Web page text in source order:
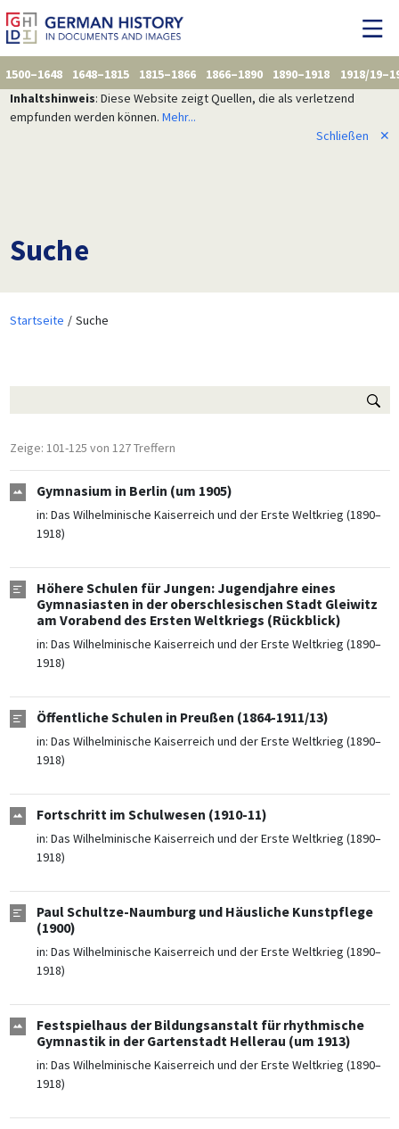
1500–1648 1648–1815 1815–1866 1866–1890 1890–1918
1918/
Inhaltshinweis: Diese Website zeigt Quellen, die als verletzend
empfunden werden können. Mehr...
Schließen
✕
Suche
Startseite Suche
Zeige: 101-125 von 127 Treffern
Gymnasium in Berlin (um 1905)
in: Das Wilhelminische Kaiserreich und der Erste Weltkrieg (1890–
1918)
Höhere Schulen für Jungen: Jugendjahre eines
Gymnasiasten in der oberschlesischen Stadt Gleiwitz
am Vorabend des Ersten Weltkriegs (Rückblick)
in: Das Wilhelminische Kaiserreich und der Erste Weltkrieg (1890–
1918)
Öffentliche Schulen in Preußen (1864-1911/13)
in: Das Wilhelminische Kaiserreich und der Erste Weltkrieg (1890–
1918)
Fortschritt im Schulwesen (1910-11)
in: Das Wilhelminische Kaiserreich und der Erste Weltkrieg (1890–
1918)
Paul Schultze-Naumburg und Häusliche Kunstpflege
(1900)
in: Das Wilhelminische Kaiserreich und der Erste Weltkrieg (1890–
1918)
Festspielhaus der Bildungsanstalt für rhythmische
Gymnastik in der Gartenstadt Hellerau (um 1913)
in: Das Wilhelminische Kaiserreich und der Erste Weltkrieg (1890–
1918)